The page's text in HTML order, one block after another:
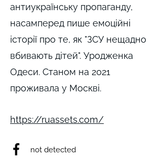
антиукраїнську пропаганду,
насамперед пише емоційні
історії про те, як "ЗСУ нещадно
вбивають дітей". Уродженка
Одеси. Станом на 2021
проживала у Москві.
https://ruassets.com/
not detected